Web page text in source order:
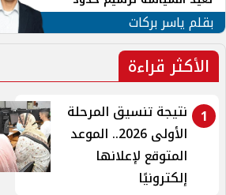
الأمن القومي العربي
بقلم ياسر بركات
الأكثر قراءة
1
نتيجة تنسيق المرحلة
الأولى 2026.. الموعد
المتوقع لإعلانها
إلكترونيًا